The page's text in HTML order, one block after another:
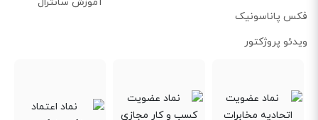
فکس پاناسونیک
ویدئو پروژکتور